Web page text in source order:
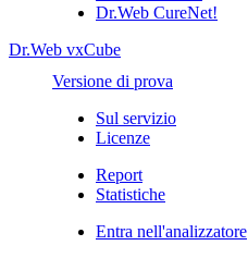
Dr.Web CureNet!
Dr.Web vxCube
Versione di prova
Sul servizio
Licenze
Report
Statistiche
Entra nell'analizzatore